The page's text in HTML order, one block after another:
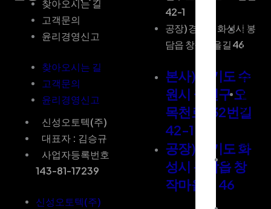
공
식
증
품
질
증
ESG
경
영
찾아오시는 길
고객문의
윤리경영신고
찾아오시는 길
고객문의
윤리경영신고
신성오토텍(주)
대표자 : 김승규
사업자등록번호
143-81-17239
신성오토텍(주)
42-1
공장) 경기도 화성시 봉
담읍 창작마을길 46
본사) 경기도 수
원시 권선구 오
목천로 132번길
42-1
공장) 경기도 화
성시 봉담읍 창
작마을길 46